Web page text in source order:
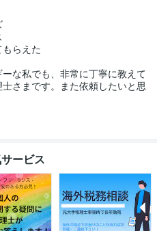
もらえた
な私でも、非常に丁寧に教えて
さまです。また依頼したいと思
ービス